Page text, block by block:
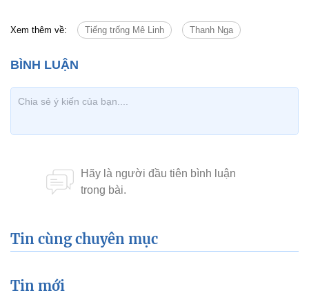
Xem thêm về: Tiếng trống Mê Linh Thanh Nga
Tin cùng chuyên mục
Tin mới